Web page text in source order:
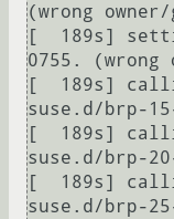
(wrong
[  189s]
0755.
[  189s]
suse.d/brp-
[  189s]
suse.d/brp-
[  189s]
suse.d/brp-